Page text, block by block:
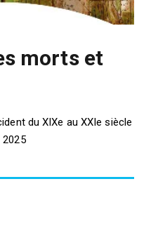
morts et
du XIXe au XXIe siècle